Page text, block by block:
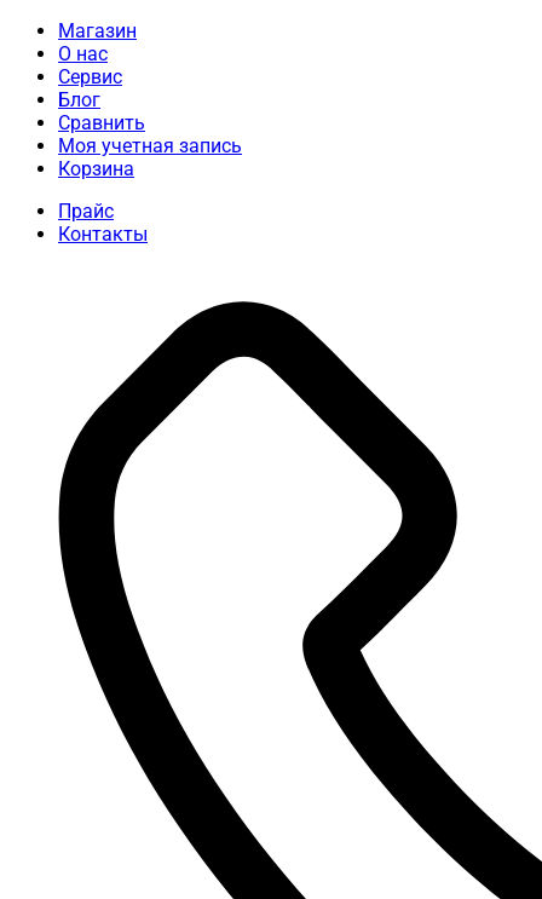
Магазин
О нас
Сервис
Блог
Сравнить
Моя учетная запись
Корзина
Прайс
Контакты